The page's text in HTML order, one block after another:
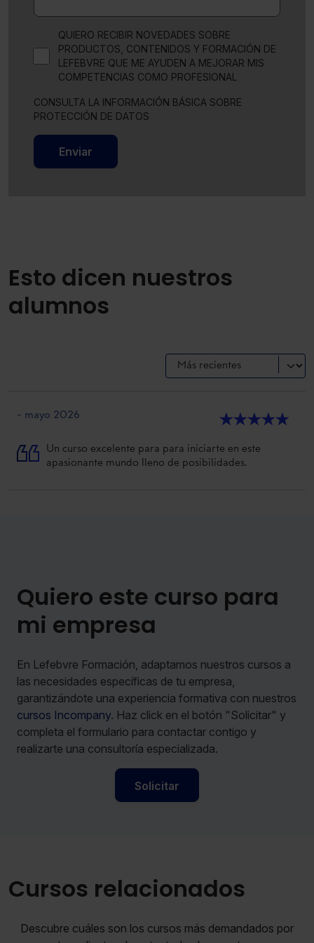
QUIERO RECIBIR NOVEDADES SOBRE
PRODUCTOS, CONTENIDOS Y FORMACIÓN DE
LEFEBVRE QUE ME AYUDEN A MEJORAR MIS
COMPETENCIAS COMO PROFESIONAL
CONSULTA LA INFORMACIÓN BÁSICA SOBRE
PROTECCIÓN DE DATOS
Enviar
Esto dicen nuestros
alumnos
- mayo 2026 ★★★★★
Un curso excelente para para iniciarte en este
apasionante mundo lleno de posibilidades.
Quiero este curso para
mi empresa
En Lefebvre Formación, adaptamos nuestros cursos a
las necesidades específicas de tu empresa,
garantizándote una experiencia formativa con nuestros
cursos Incompany. Haz click en el botón "Solicitar" y
completa el formulario para contactar contigo y
realizarte una consultoría especializada.
Solicitar
Cursos relacionados
Descubre cuáles son los cursos más demandados por